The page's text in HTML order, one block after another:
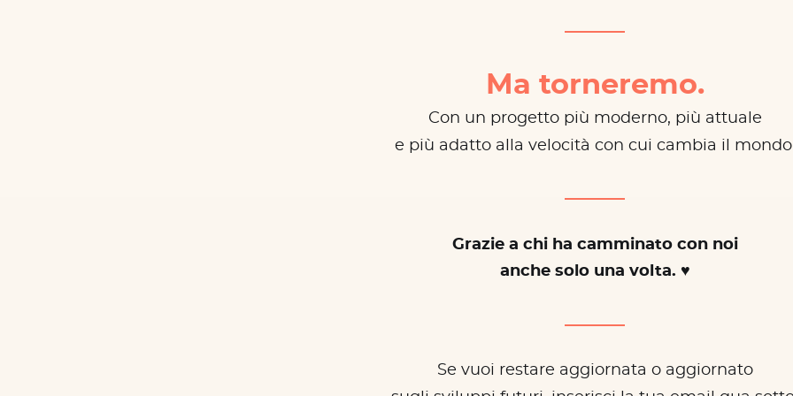
Ma torneremo.
Con un progetto più moderno, più attuale
e più adatto alla velocità con cui cambia il
Grazie a chi ha camminato con noi
anche solo una volta. ♥
Se vuoi restare aggiornata o aggiornato